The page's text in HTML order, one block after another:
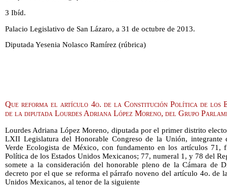
3 Ibíd.
Palacio Legislativo de San Lázaro, a 31 de octubre de 2013.
Diputada Yesenia Nolasco Ramírez (rúbrica)
Que reforma el artículo 4o. de la Constitución Política de los
de la diputada Lourdes Adriana López Moreno, del Grupo
Lourdes Adriana López Moreno, diputada por el primer distrito
LXII Legislatura del Honorable Congreso de la Unión, integrante
Verde Ecologista de México, con fundamento en los artículos
Política de los Estados Unidos Mexicanos; 77, numeral 1, y 78 del
somete a la consideración del honorable pleno de la Cámara de
decreto por el que se reforma el párrafo noveno del artículo 4o. de
Unidos Mexicanos, al tenor de la siguiente